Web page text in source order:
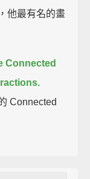
他最有名的畫
Connected
Connected